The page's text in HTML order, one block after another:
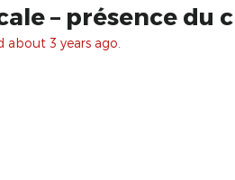
– présence du
3 years ago.